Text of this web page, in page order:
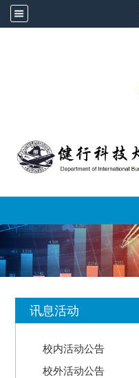
讯息活动
校内活动公告
校外活动公告